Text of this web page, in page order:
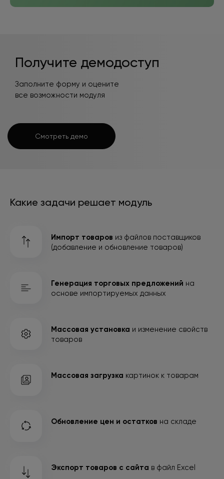
Получите демодоступ
Заполните форму и оцените
все возможности модуля
Смотреть демо
Какие задачи решает модуль
Импорт товаров из файлов поставщиков
(добавление и обновление товаров)
Генерация торговых предложений на
основе импортируемых данных
Массовая установка и изменение свойств
товаров
Массовая загрузка картинок к товарам
Обновление цен и остатков на складе
Экспорт товаров с сайта в файл Excel